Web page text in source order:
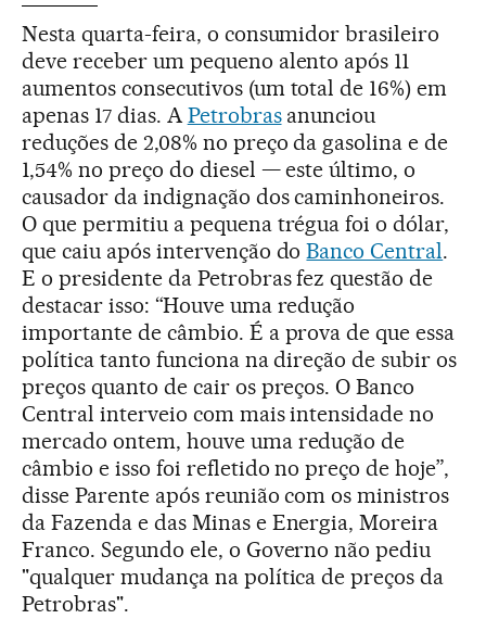
Nesta quarta-feira, o consumidor brasileiro
deve receber um pequeno alento após 11
aumentos consecutivos (um total de 16%) em
apenas 17 dias. APetrobrasanunciou
reduções de 2,08% no preço da gasolina e de
1,54% no preço do diesel — este último, o
causador da indignação dos caminhoneiros.
O que permitiu a pequena trégua foi o dólar,
que caiu após intervenção doBanco Central.
E o presidente da Petrobras fez questão de
destacar isso: “Houve uma redução
importante de câmbio. É a prova de que essa
política tanto funciona na direção de subir os
preços quanto de cair os preços. O Banco
Central interveio com mais intensidade no
mercado ontem, houve uma redução de
câmbio e isso foi refletido no preço de hoje”,
disse Parente após reunião com os ministros
da Fazenda e das Minas e Energia, Moreira
Franco. Segundo ele, o Governo não pediu
"qualquer mudança na política de preços da
Petrobras".